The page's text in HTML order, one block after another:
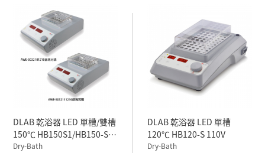
DLAB 乾浴器 LED 單槽/雙槽
150℃ HB150S1/HB150-S2
110V
Dry-Bath
DLAB 乾浴器 LED 單槽
120℃ HB120-S 110V
Dry-Bath